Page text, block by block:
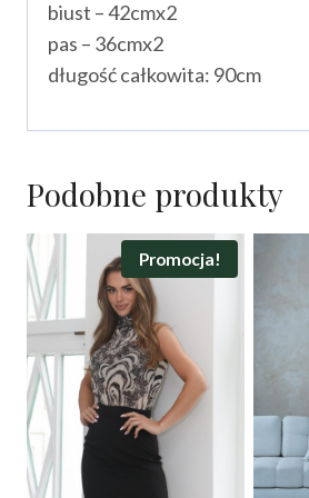
biust – 42cmx2
pas – 36cmx2
długość całkowita: 90cm
Podobne produkty
Promocja!